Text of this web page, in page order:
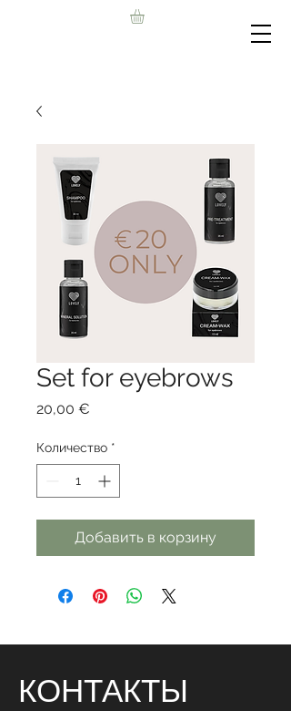
Set for eyebrows
20,00 €
Количество *
Добавить в корзину
КОНТАКТЫ